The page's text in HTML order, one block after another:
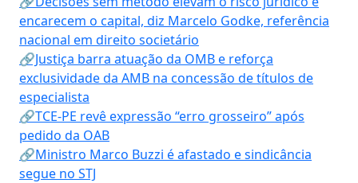
encarecem o capital, diz Marcelo Godke, referência
nacional em direito societário
🔗Justiça barra atuação da OMB e reforça
exclusividade da AMB na concessão de títulos de
especialista
🔗TCE-PE revê expressão “erro grosseiro” após
pedido da OAB
🔗Ministro Marco Buzzi é afastado e sindicância
segue no STJ